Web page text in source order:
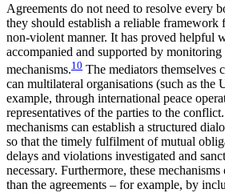
Agreements do not need to resolve every
they should establish a reliable framework
non-violent manner. It has proved helpful
accompanied and supported by
mechanisms.10 The mediators themselves
can multilateral organisations (such as
example, through international peace
representatives of the parties to the
mechanisms can establish a structured
so that the timely fulfilment of mutual
delays and violations investigated and
necessary. Furthermore, these
than the agreements – for example, by